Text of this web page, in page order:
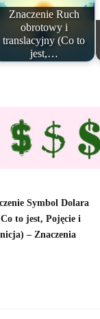
Znaczenie Ruch
obrotowy i
translacyjny (Co to
jest,…
Symbol Dolara
to jest, Pojęcie i
– Znaczenia